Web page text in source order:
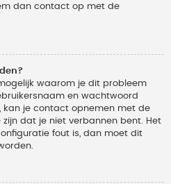
dan contact op met de
waarom je dit probleem
en wachtwoord
kan je contact opnemen met de
dat je niet verbannen bent. Het
fout is, dan moet dit